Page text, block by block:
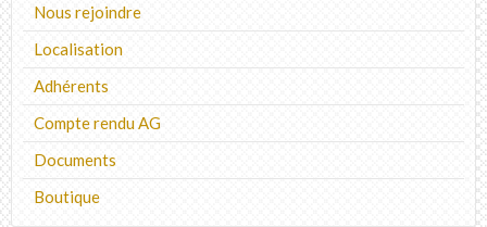
Nous rejoindre
Localisation
Adhérents
Compte rendu AG
Documents
Boutique